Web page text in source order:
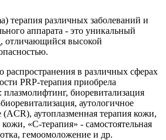
терапия различных заболеваний и
аппарата - это уникальный
отличающийся высокой
распространения в различных сферах
PRP-терапия приобрела
биоревитализация
аутологичное
аутоплазменная терапия кожи,
«С-терапия» - самостоятельная
гемоомоложение и др.